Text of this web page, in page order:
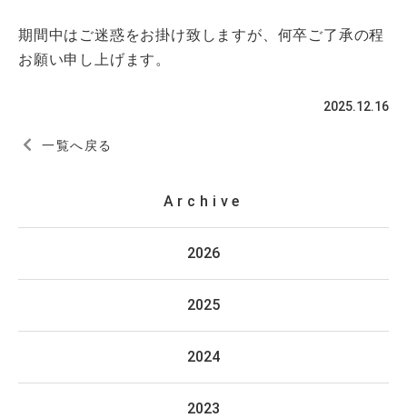
期間中はご迷惑をお掛け致しますが、何卒ご了承の程
お願い申し上げます。
2025.12.16
一覧へ戻る
Archive
2026
2025
2024
2023